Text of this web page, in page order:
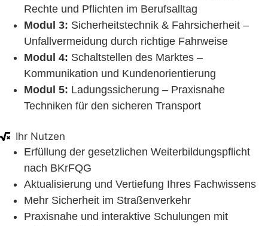
Rechte und Pflichten im Berufsalltag
Modul 3: Sicherheitstechnik & Fahrsicherheit –
Unfallvermeidung durch richtige Fahrweise
Modul 4: Schaltstellen des Marktes –
Kommunikation und Kundenorientierung
Modul 5: Ladungssicherung – Praxisnahe
Techniken für den sicheren Transport
Ihr Nutzen
Erfüllung der gesetzlichen Weiterbildungspflicht
nach BKrFQG
Aktualisierung und Vertiefung Ihres Fachwissens
Mehr Sicherheit im Straßenverkehr
Praxisnahe und interaktive Schulungen mit